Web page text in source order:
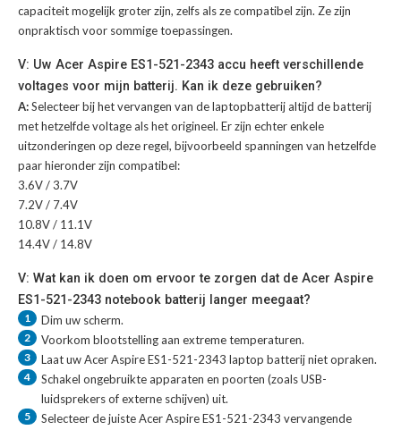
capaciteit mogelijk groter zijn, zelfs als ze compatibel zijn. Ze zijn
onpraktisch voor sommige toepassingen.
V: Uw Acer Aspire ES1-521-2343 accu heeft verschillende
voltages voor mijn batterij. Kan ik deze gebruiken?
A:Selecteer bij het vervangen van de laptopbatterij altijd de batterij
met hetzelfde voltage als het origineel. Er zijn echter enkele
uitzonderingen op deze regel, bijvoorbeeld spanningen van hetzelfde
paar hieronder zijn compatibel:
3.6V / 3.7V
7.2V / 7.4V
10.8V / 11.1V
14.4V / 14.8V
V: Wat kan ik doen om ervoor te zorgen dat de Acer Aspire
ES1-521-2343 notebook batterij langer meegaat?
1 Dim uw scherm.
2 Voorkom blootstelling aan extreme temperaturen.
3 Laat uwAcer Aspire ES1-521-2343 laptop batterijniet opraken.
4
Schakel ongebruikte apparaten en poorten (zoals USB-
luidsprekers of externe schijven) uit.
5 Selecteer de juisteAcer Aspire ES1-521-2343 vervangende